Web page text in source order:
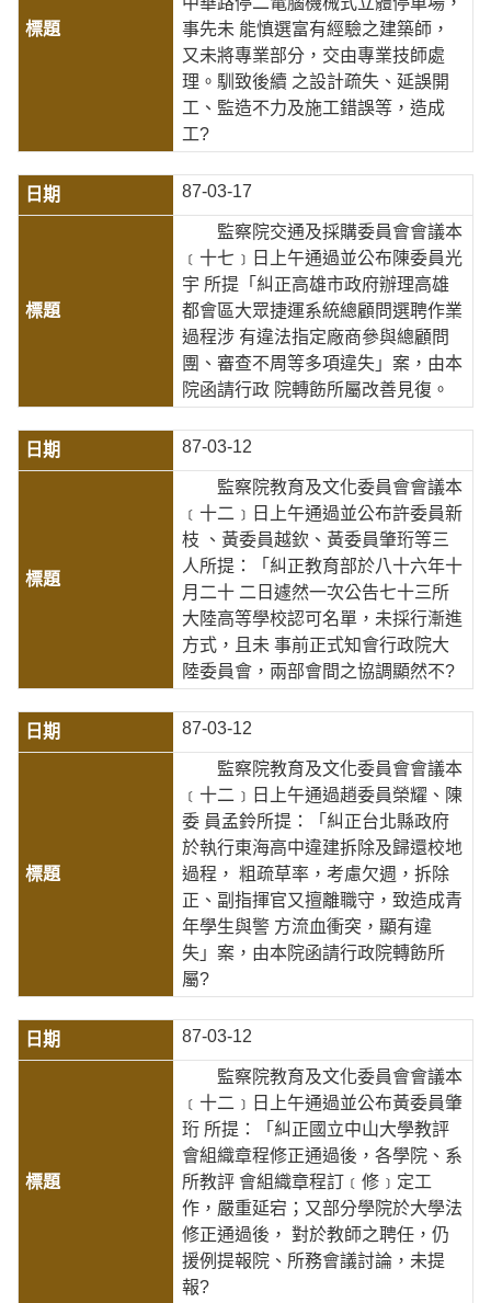
事先未 能慎選富有經驗之建築師，
又未將專業部分，交由專業技師處
理。馴致後續 之設計疏失、延誤開
工、監造不力及施工錯誤等，造成
工?
87-03-17
監察院交通及採購委員會會議本
﹝十七﹞日上午通過並公布陳委員光
宇 所提「糾正高雄市政府辦理高雄
都會區大眾捷運系統總顧問選聘作業
過程涉 有違法指定廠商參與總顧問
團、審查不周等多項違失」案，由本
院函請行政 院轉飭所屬改善見復。
87-03-12
監察院教育及文化委員會會議本
﹝十二﹞日上午通過並公布許委員新
枝 、黃委員越欽、黃委員肇珩等三
人所提：「糾正教育部於八十六年十
月二十 二日遽然一次公告七十三所
大陸高等學校認可名單，未採行漸進
方式，且未 事前正式知會行政院大
陸委員會，兩部會間之協調顯然不?
87-03-12
監察院教育及文化委員會會議本
﹝十二﹞日上午通過趙委員榮耀、陳
委 員孟鈴所提：「糾正台北縣政府
於執行東海高中違建拆除及歸還校地
過程， 粗疏草率，考慮欠週，拆除
正、副指揮官又擅離職守，致造成青
年學生與警 方流血衝突，顯有違
失」案，由本院函請行政院轉飭所
屬?
87-03-12
監察院教育及文化委員會會議本
﹝十二﹞日上午通過並公布黃委員肇
珩 所提：「糾正國立中山大學教評
會組織章程修正通過後，各學院、系
所教評 會組織章程訂﹝修﹞定工
作，嚴重延宕；又部分學院於大學法
修正通過後， 對於教師之聘任，仍
援例提報院、所務會議討論，未提
報?